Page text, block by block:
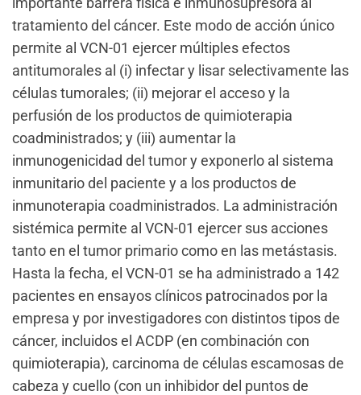
tratamiento del cáncer. Este modo de acción único
permite al VCN-01 ejercer múltiples efectos
antitumorales al (i) infectar y lisar selectivamente las
células tumorales; (ii) mejorar el acceso y la
perfusión de los productos de quimioterapia
coadministrados; y (iii) aumentar la
inmunogenicidad del tumor y exponerlo al sistema
inmunitario del paciente y a los productos de
inmunoterapia coadministrados. La administración
sistémica permite al VCN-01 ejercer sus acciones
tanto en el tumor primario como en las metástasis.
Hasta la fecha, el VCN-01 se ha administrado a 142
pacientes en ensayos clínicos patrocinados por la
empresa y por investigadores con distintos tipos de
cáncer, incluidos el ACDP (en combinación con
quimioterapia), carcinoma de células escamosas de
cabeza y cuello (con un inhibidor del puntos de